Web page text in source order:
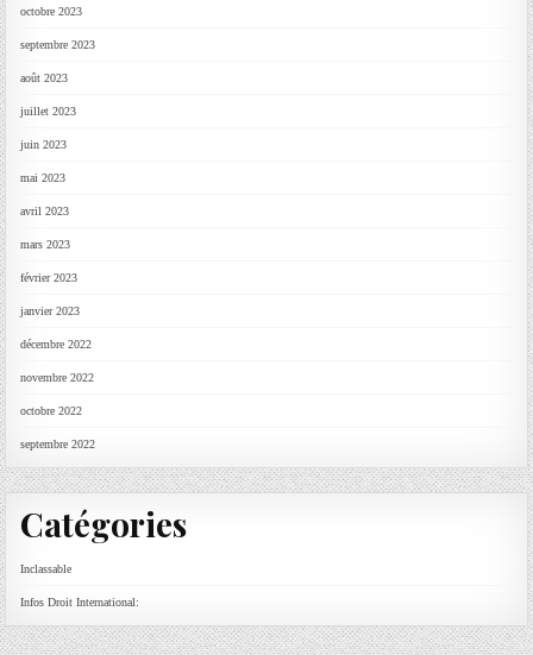
octobre 2023
septembre 2023
août 2023
juillet 2023
juin 2023
mai 2023
avril 2023
mars 2023
février 2023
janvier 2023
décembre 2022
novembre 2022
octobre 2022
septembre 2022
Catégories
Inclassable
Infos Droit International: